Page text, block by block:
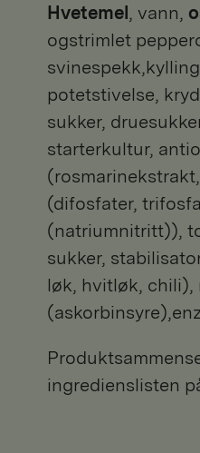
hvetemel, vann,
ogstrimlet
potetstivelse,
sukker,
starterkultur,
(difosfater,
(natriumnitritt)),
sukker,
løk, hvitløk, chili),
ingredienslisten